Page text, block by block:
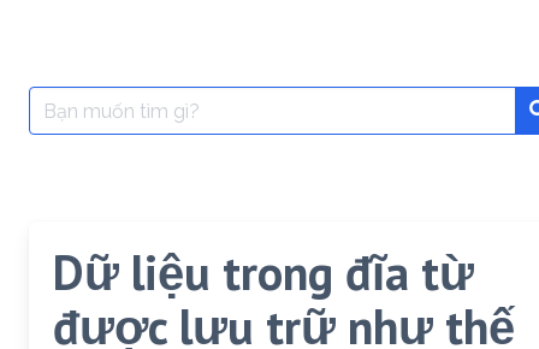
Search
for:
Dữ liệu trong đĩa từ
được lưu trữ như thế